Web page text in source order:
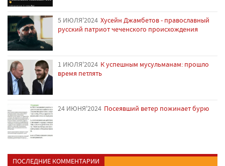
5 ИЮЛЯ'2024 Хусейн Джамбетов - православный
русский патриот чеченского происхождения
1 ИЮЛЯ'2024 К успешным мусульманам: прошло
время петлять
24 ИЮНЯ'2024 Посеявший ветер пожинает бурю
ПОСЛЕДНИЕ КОММЕНТАРИИ